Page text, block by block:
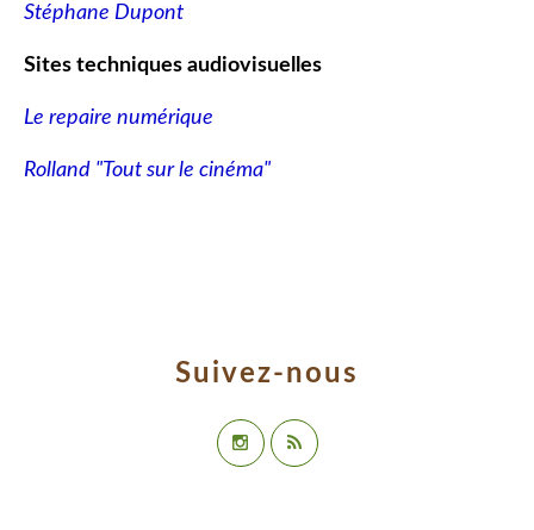
Suivez-nous
Stéphane Dupont
Sites techniques audiovisuelles
Le repaire numérique
Rolland "Tout sur le cinéma"